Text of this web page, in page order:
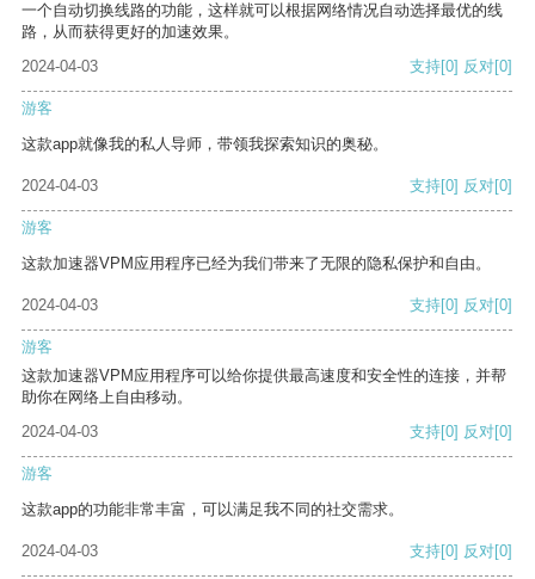
一个自动切换线路的功能，这样就可以根据网络情况自动选择最优的线
路，从而获得更好的加速效果。
2024-04-03
支持[0] 反对[0]
游客
这款app就像我的私人导师，带领我探索知识的奥秘。
2024-04-03 支持[0] 反对[0]
游客
这款加速器VPM应用程序已经为我们带来了无限的隐私保护和自由。
2024-04-03 支持[0] 反对[0]
游客
这款加速器VPM应用程序可以给你提供最高速度和安全性的连接，并帮
助你在网络上自由移动。
2024-04-03
支持[0] 反对[0]
游客
这款app的功能非常丰富，可以满足我不同的社交需求。
2024-04-03 支持[0] 反对[0]